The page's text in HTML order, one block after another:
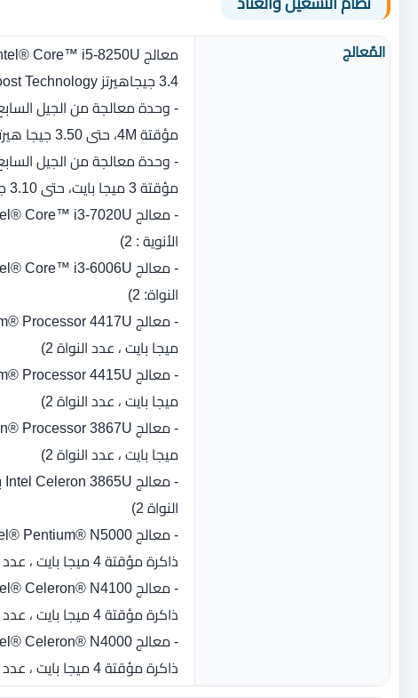
المٌعالج
3.4 جيجاهيرتز Intel® Turbo Boost Technology,، عدد النواة‏:‏ 4‏)‏
مؤقتة 4M، حتى 3.50 جيجا هيرتز، عدد النواة‏:‏ 2‏)‏‏
مؤقتة 3 ميجا بايت، حتى 3.10 جيجا هيرتز، عدد النواة‏:‏ 2‏)
الأنوية : 2)‏
النواة‏:‏ 2)
ميجا بايت ، عدد النواة 2)
ميجا بايت ، عدد النواة 2)
ميجا بايت ، عدد النواة 2)
النواة 2)
ذاكرة مؤقتة 4 ميجا بايت ، عدد النواه:4 )
ذاكرة مؤقتة 4 ميجا بايت ، عدد النواه:4 )
ذاكرة مؤقتة 4 ميجا بايت ، عدد النواه:2 )